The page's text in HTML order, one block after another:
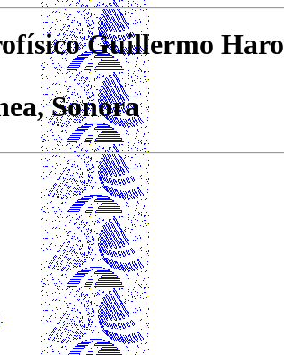
Guillermo Haro
Sonora
.